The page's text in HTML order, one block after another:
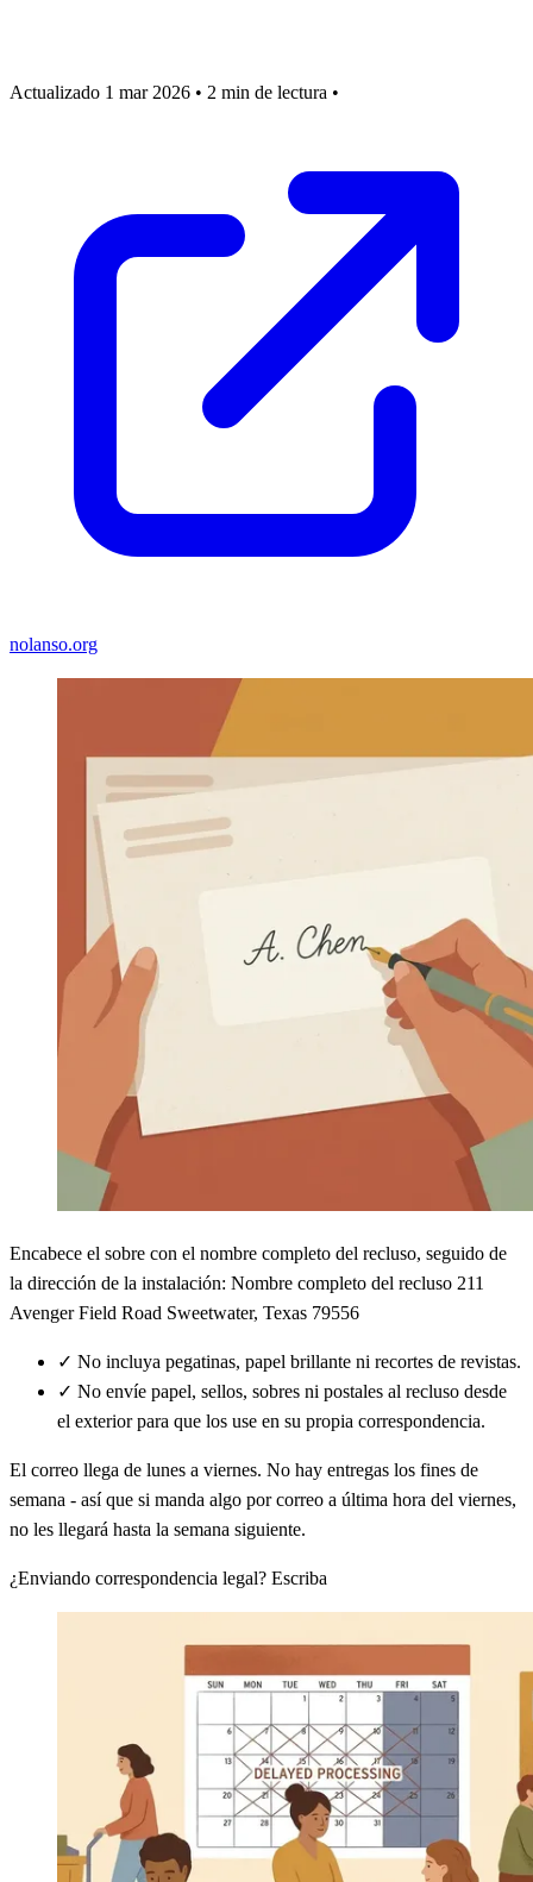
Actualizado 1 mar 2026 • 2 min de lectura •
nolanso.org
Encabece el sobre con el nombre completo del recluso, seguido de
la dirección de la instalación: Nombre completo del recluso 211
Avenger Field Road Sweetwater, Texas 79556
✓ No incluya pegatinas, papel brillante ni recortes de revistas.
✓ No envíe papel, sellos, sobres ni postales al recluso desde
el exterior para que los use en su propia correspondencia.
El correo llega de lunes a viernes. No hay entregas los fines de
semana - así que si manda algo por correo a última hora del viernes,
no les llegará hasta la semana siguiente.
¿Enviando correspondencia legal? Escriba